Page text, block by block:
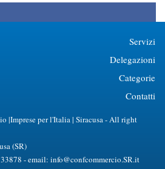
Servizi
Delegazioni
Categorie
Contatti
|Imprese per l'Italia | Siracusa - All right
(SR)
- email: info@confcommercio.SR.it